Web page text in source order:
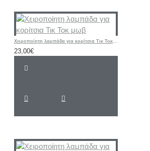
Χειροποίητη λαμπάδα για κορίτσια Τικ Τοκ μωβ
23,00€